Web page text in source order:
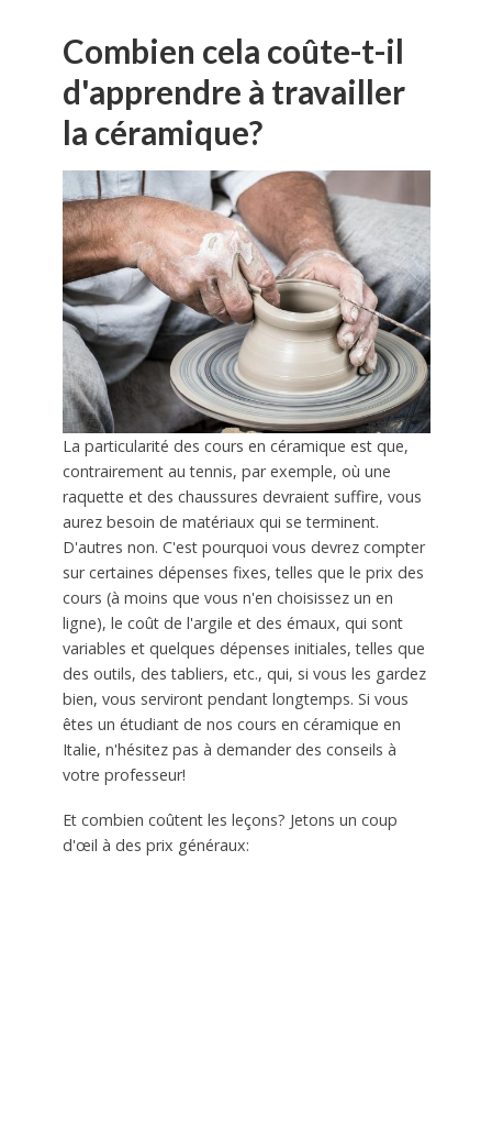
Combien cela coûte-t-il
d'apprendre à travailler
la céramique?
La particularité des cours en céramique est que,
contrairement au tennis, par exemple, où une
raquette et des chaussures devraient suffire, vous
aurez besoin de matériaux qui se terminent.
D'autres non. C'est pourquoi vous devrez compter
sur certaines dépenses fixes, telles que le prix des
cours (à moins que vous n'en choisissez un en
ligne), le coût de l'argile et des émaux, qui sont
variables et quelques dépenses initiales, telles que
des outils, des tabliers, etc., qui, si vous les gardez
bien, vous serviront pendant longtemps. Si vous
êtes un étudiant de nos cours en céramique en
Italie, n'hésitez pas à demander des conseils à
votre professeur!
Et combien coûtent les leçons? Jetons un coup
d'œil à des prix généraux: